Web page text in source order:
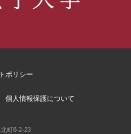
ポリシー
個人情報保護について
町6-2-23